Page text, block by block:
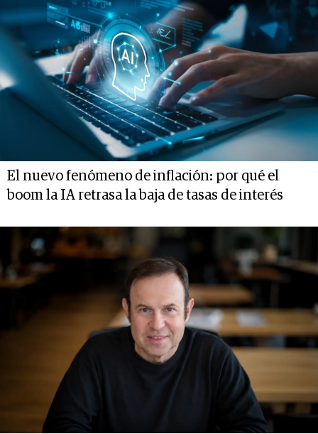
El nuevo fenómeno de inflación: por qué el
boom la IA retrasa la baja de tasas de interés